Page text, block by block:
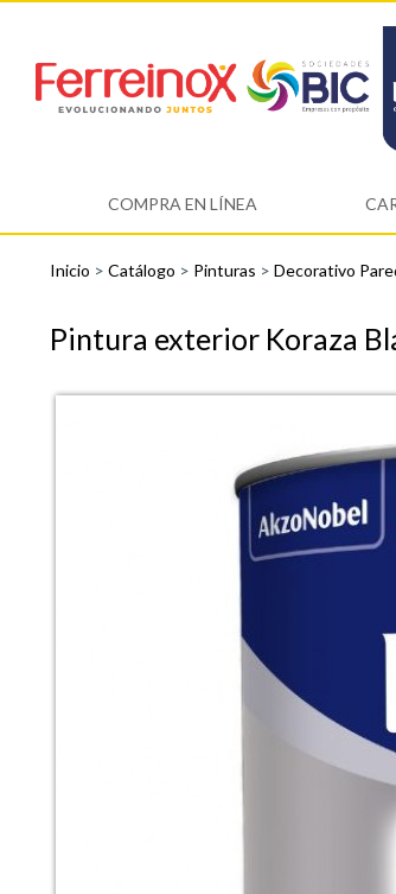
COMPRA EN LÍNEA
Inicio > Catálogo > Pinturas > Decorativo
Pintura exterior Koraza